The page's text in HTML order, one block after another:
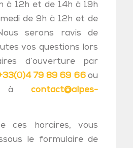
à 12h et de 14h à 19h
de 9h à 12h et de
serons ravis de
vos questions lors
d’ouverture par
79 89 69 66ou
àcontact@alpes-
ces horaires, vous
le formulaire de